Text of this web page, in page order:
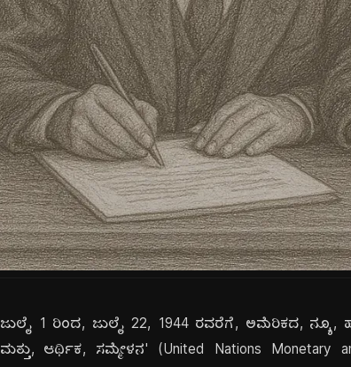
ಜುಲೈ 1 ರಿಂದ, ಜುಲೈ 22, 1944 ರವರೆಗೆ, ಅಮೆರಿಕದ, ನ್ಯೂ,
ಮತ್ತು, ಆರ್ಥಿಕ, ಸಮ್ಮೇಳನ' (United Nations